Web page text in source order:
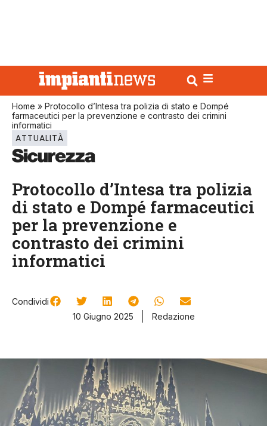
Home » Protocollo d’Intesa tra polizia di stato e Dompé
farmaceutici per la prevenzione e contrasto dei crimini
informatici
ATTUALITÀ
Protocollo d’Intesa tra polizia
di stato e Dompé farmaceutici
per la prevenzione e
contrasto dei crimini
informatici
Condividi
10 Giugno 2025
Redazione